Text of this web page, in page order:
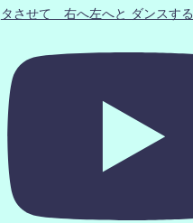
タさせて 右へ左へと ダンスする